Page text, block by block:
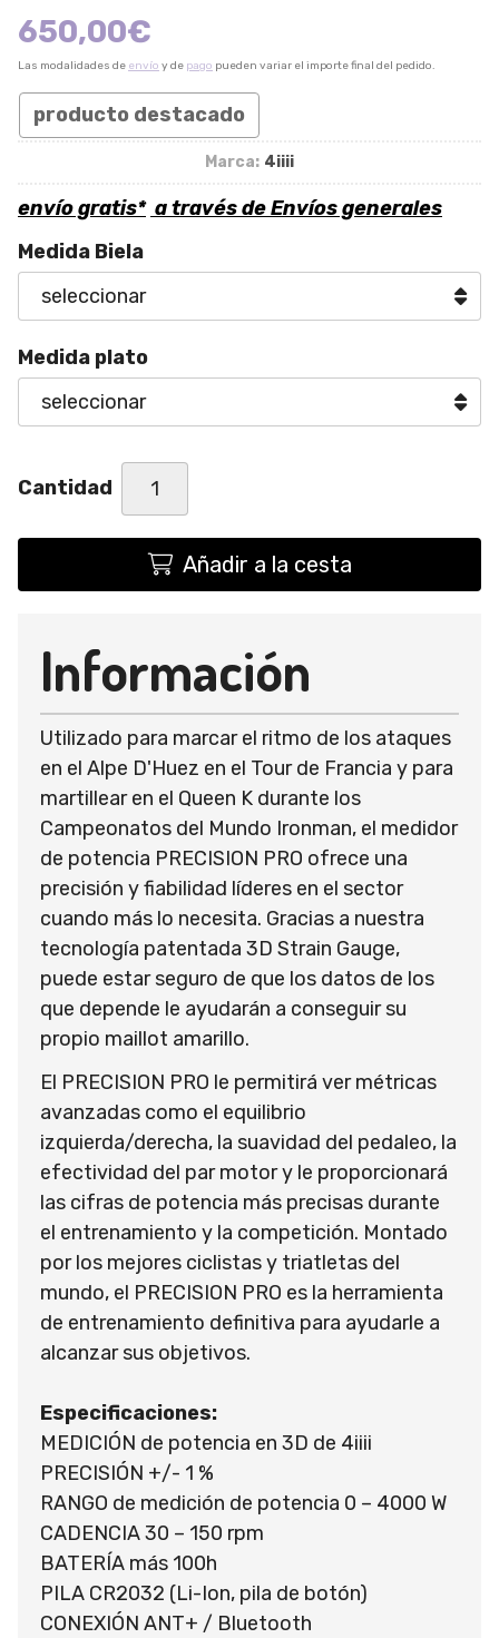
650,00€
Las modalidades de envío y de pago pueden variar el importe final del pedido.
producto destacado
Marca: 4iiii
envío gratis* a través deEnvíos generales
Medida Biela
Medida plato
Cantidad
Añadir a la cesta
Información
Utilizado para marcar el ritmo de los ataques
en el Alpe D'Huez en el Tour de Francia y para
martillear en el Queen K durante los
Campeonatos del Mundo Ironman, el medidor
de potencia PRECISION PRO ofrece una
precisión y fiabilidad líderes en el sector
cuando más lo necesita. Gracias a nuestra
tecnología patentada 3D Strain Gauge,
puede estar seguro de que los datos de los
que depende le ayudarán a conseguir su
propio maillot amarillo.
El PRECISION PRO le permitirá ver métricas
avanzadas como el equilibrio
izquierda/derecha, la suavidad del pedaleo, la
efectividad del par motor y le proporcionará
las cifras de potencia más precisas durante
el entrenamiento y la competición. Montado
por los mejores ciclistas y triatletas del
mundo, el PRECISION PRO es la herramienta
de entrenamiento definitiva para ayudarle a
alcanzar sus objetivos.
Especificaciones:
MEDICIÓN de potencia en 3D de 4iiii
PRECISIÓN +/- 1 %
RANGO de medición de potencia 0 – 4000 W
CADENCIA 30 – 150 rpm
BATERÍA más 100h
PILA CR2032 (Li-Ion, pila de botón)
CONEXIÓN ANT+ / Bluetooth